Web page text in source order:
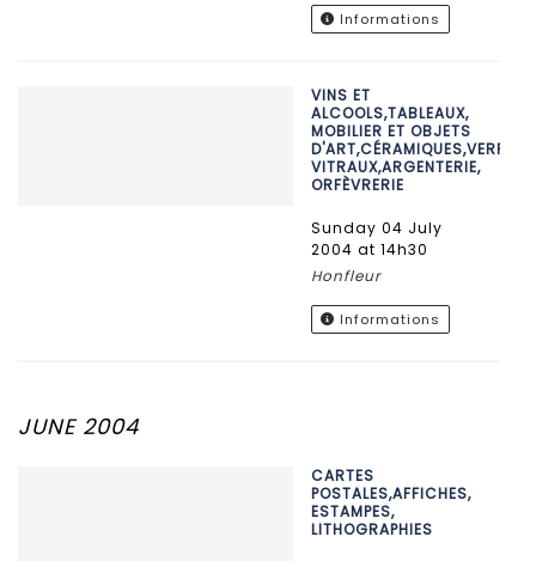
Informations
VINS ET
ALCOOLS,TABLEAUX,
MOBILIER ET OBJETS
VITRAUX,ARGENTERIE,
ORFÈVRERIE
Sunday 04 July
2004 at 14h30
Honfleur
Informations
JUNE 2004
CARTES
POSTALES,AFFICHES,
ESTAMPES,
LITHOGRAPHIES